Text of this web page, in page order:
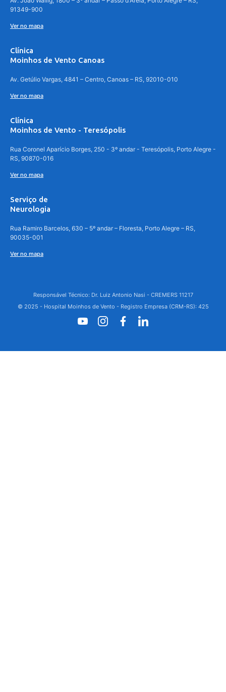
91349-900
Ver no mapa
Clínica
Moinhos de Vento Canoas
Av. Getúlio Vargas, 4841 – Centro, Canoas – RS, 92010-010
Ver no mapa
Clínica
Moinhos de Vento - Teresópolis
Rua Coronel Aparício Borges, 250 - 3º andar - Teresópolis, Porto Alegre -
RS, 90870-016
Ver no mapa
Serviço de
Neurologia
Rua Ramiro Barcelos, 630 – 5º andar – Floresta, Porto Alegre – RS,
90035-001
Ver no mapa
Responsável Técnico: Dr. Luiz Antonio Nasi - CREMERS 11217
© 2025 - Hospital Moinhos de Vento - Registro Empresa (CRM-RS): 425